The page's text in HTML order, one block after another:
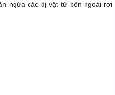
ngừa các dị vật từ bên ngoài rơi